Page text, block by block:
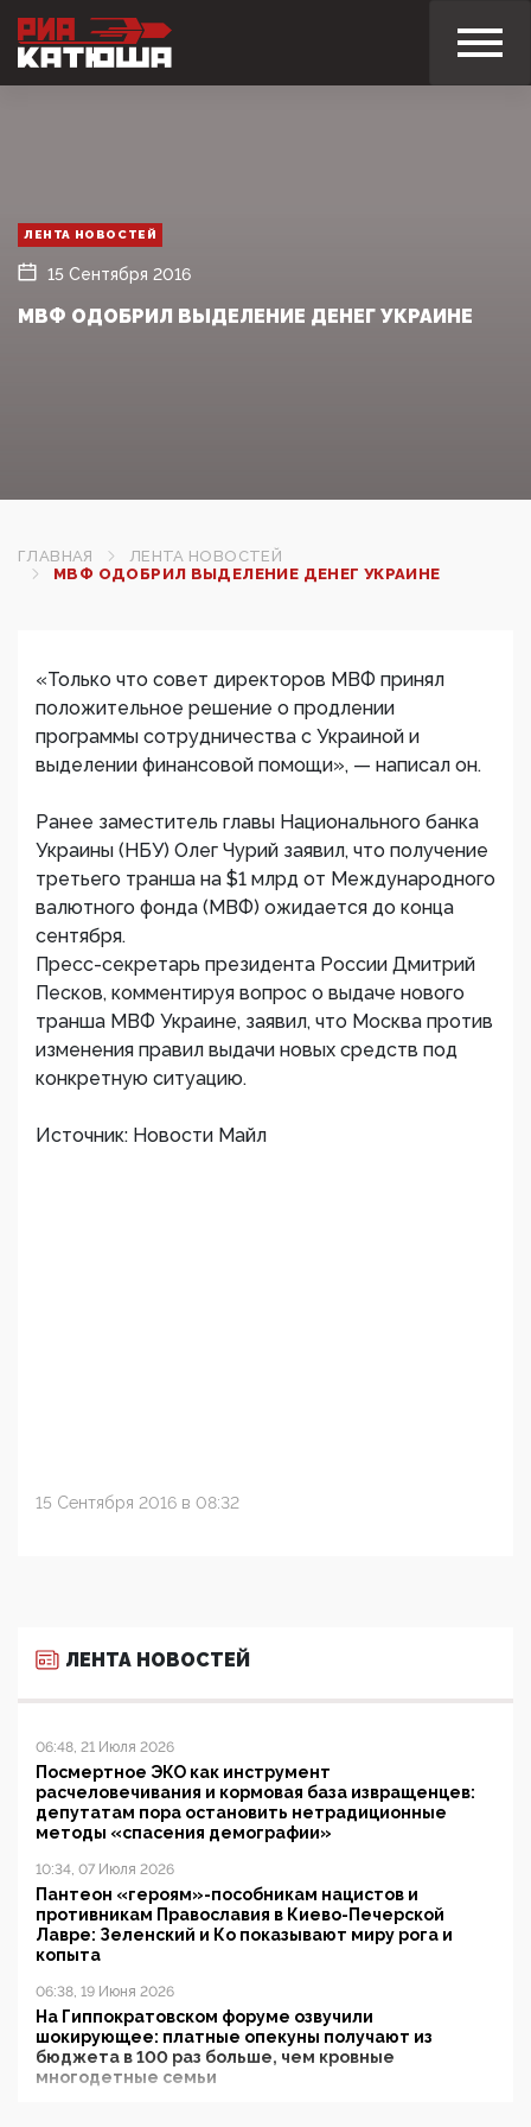
ЛЕНТА НОВОСТЕЙ
15 Сентября 2016
МВФ ОДОБРИЛ ВЫДЕЛЕНИЕ ДЕНЕГ УКРАИНЕ
ГЛАВНАЯ
ЛЕНТА НОВОСТЕЙ
МВФ ОДОБРИЛ ВЫДЕЛЕНИЕ ДЕНЕГ УКРАИНЕ
«Только что совет директоров МВФ принял
положительное решение о продлении
программы сотрудничества с Украиной и
выделении финансовой помощи», — написал он.
Ранее заместитель главы Национального банка
Украины (НБУ) Олег Чурий заявил, что получение
третьего транша на $1 млрд от Международного
валютного фонда (МВФ) ожидается до конца
сентября.
Пресс-секретарь президента России Дмитрий
Песков, комментируя вопрос о выдаче нового
транша МВФ Украине, заявил, что Москва против
изменения правил выдачи новых средств под
конкретную ситуацию.
Источник: Новости Майл
15 Сентября 2016 в 08:32
ЛЕНТА НОВОСТЕЙ
06:48, 21 Июля 2026
Посмертное ЭКО как инструмент
расчеловечивания и кормовая база извращенцев:
депутатам пора остановить нетрадиционные
методы «спасения демографии»
10:34, 07 Июля 2026
Пантеон «героям»-пособникам нацистов и
противникам Православия в Киево-Печерской
Лавре: Зеленский и Ко показывают миру рога и
копыта
06:38, 19 Июня 2026
На Гиппократовском форуме озвучили
шокирующее: платные опекуны получают из
бюджета в 100 раз больше, чем кровные
многодетные семьи